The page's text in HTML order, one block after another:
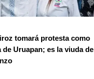
tomará protesta como
de Uruapan; es la viuda de